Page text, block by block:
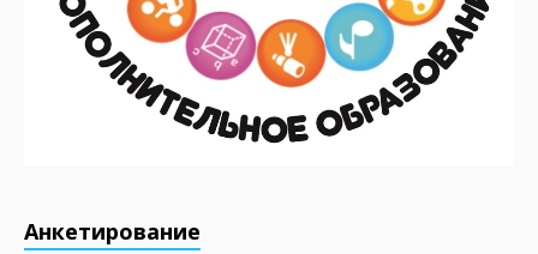
Анкетирование